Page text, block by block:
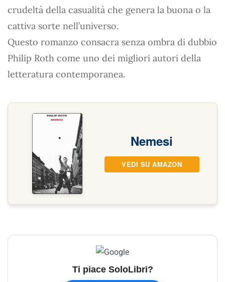
crudeltà della casualità che genera la buona o la
cattiva sorte nell’universo.
Questo romanzo consacra senza ombra di dubbio
Philip Roth come uno dei migliori autori della
letteratura contemporanea.
Nemesi
VEDI SU AMAZON
Ti piace SoloLibri?